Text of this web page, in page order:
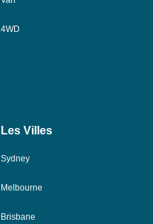
4WD
Les Villes
Sydney
Melbourne
Brisbane